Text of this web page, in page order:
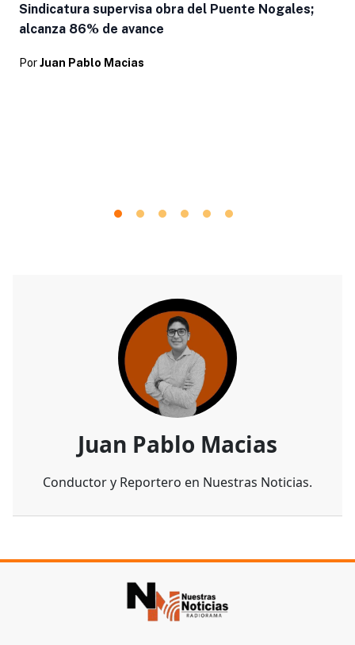
Sindicatura supervisa obra del Puente Nogales;
alcanza 86% de avance
Por Juan Pablo Macias
Juan Pablo Macias
Conductor y Reportero en Nuestras Noticias.